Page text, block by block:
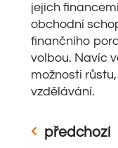
jejich
obchodní
finančního
volbou. Navíc
možnosti
vzdělávání.
předchozí